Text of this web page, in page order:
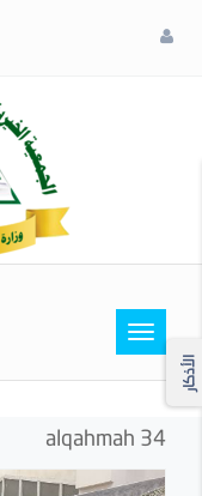
Toggle
navigation
الأذكار
alqahmah 34